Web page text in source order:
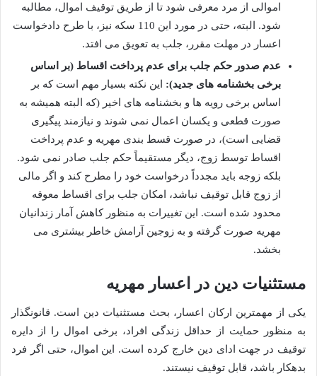
اموالی از مرد معرفی شود تا از طریق توقیف اموال، مطالبه
شود. البته، حتی در مورد این 110 سکه نیز، با طرح دادخواست
اعسار در مهلت مقرر، جلب به تعویق می افتد.
عدم صدور حکم جلب برای عدم پرداخت اقساط (بر اساس
برخی بخشنامه های جدید): این نکته بسیار مهم است که بر
اساس برخی رویه ها و بخشنامه های اخیر (که البته همیشه به
صورت قطعی و یکسان اعمال نمی شوند و نیازمند پیگیری
قضایی است)، در صورت قسط بندی مهریه و عدم پرداخت
اقساط توسط زوج، دیگر مستقیماً حکم جلب صادر نمی شود.
بلکه زوجه باید مجدداً درخواست خود را مطرح کند و اگر مالی
از زوج قابل توقیف نباشد، امکان جلب برای اقساط معوقه
محدود شده است. این تغییرات به منظور کاهش آمار زندانیان
مهریه صورت گرفته و به زوجین آرامش خاطر بیشتری می
بخشد.
مستثنیات دین در اعسار مهریه
یکی از مهمترین ارکان اعسار، بحث مستثنیات دین است. قانونگذار
به منظور حمایت از حداقل زندگی افراد، برخی اموال را از دایره
توقیف در جهت ادای دین خارج کرده است. این اموال، حتی اگر فرد
بدهکار باشد، قابل توقیف نیستند.